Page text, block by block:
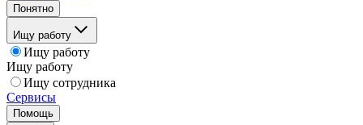
Понятно
Ищу работу
Ищу работу
Ищу работу
Ищу сотрудника
Сервисы
Помощь